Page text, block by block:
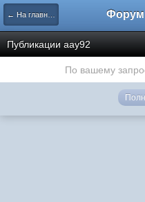
← На главную
Публикации aay92
По вашему